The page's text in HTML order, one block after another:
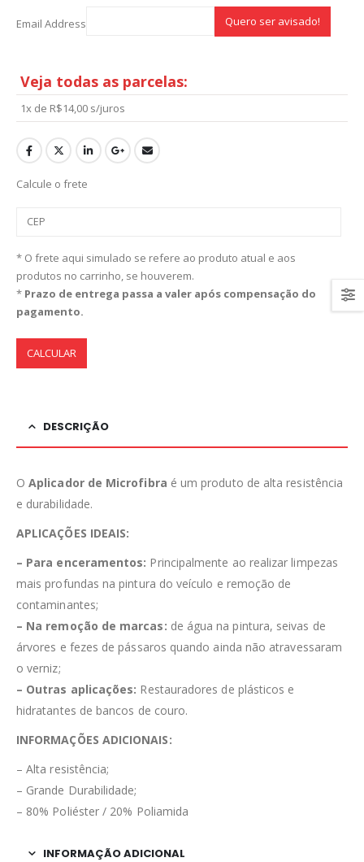
Email Address
Veja todas as parcelas:
1x de R$14,00 s/juros
Calcule o frete
* O frete aqui simulado se refere ao produto atual e aos
produtos no carrinho, se houverem.
* Prazo de entrega passa a valer após compensação do
pagamento.
CALCULAR
DESCRIÇÃO
OAplicador de Microfibra é um produto de alta resistência
e durabilidade.
APLICAÇÕES IDEAIS:
– Para enceramentos: Principalmente ao realizar limpezas
mais profundas na pintura do veículo e remoção de
contaminantes;
– Na remoção de marcas: de água na pintura, seivas de
rvores e fezes de pássaros quando ainda não atravessaram
o verniz;
– Outras aplicações: Restauradores de plásticos e
hidratantes de bancos de couro.
INFORMAÇÕES ADICIONAIS:
– Alta resistência;
– Grande Durabilidade;
– 80% Poliéster / 20% Poliamida
INFORMAÇÃO ADICIONAL